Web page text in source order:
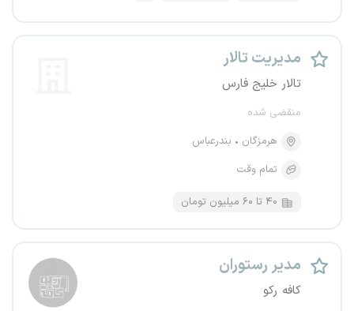
مدیریت تالار
تالار خلیج فارس
منقضی شده
هرمزگان
بندرعباس
تمام وقت
۴۰ تا ۶۰ میلیون تومان
مدیر رستوران
کافه رکو